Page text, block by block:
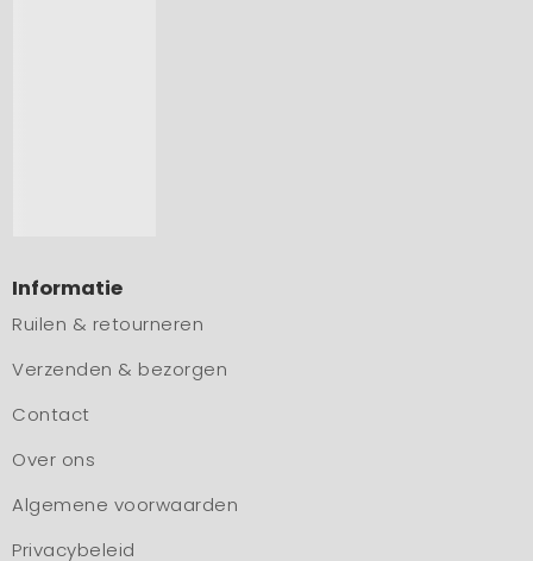
Informatie
Ruilen & retourneren
Verzenden & bezorgen
Contact
Over ons
Algemene voorwaarden
Privacybeleid